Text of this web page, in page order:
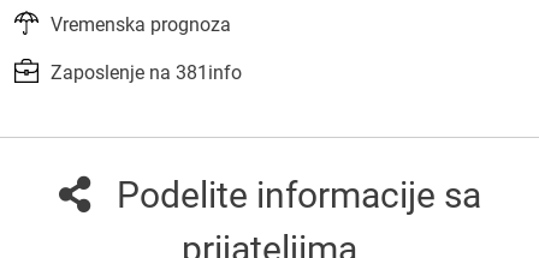
Vremenska prognoza
Zaposlenje na 381info
Podelite informacije sa
prijateljima